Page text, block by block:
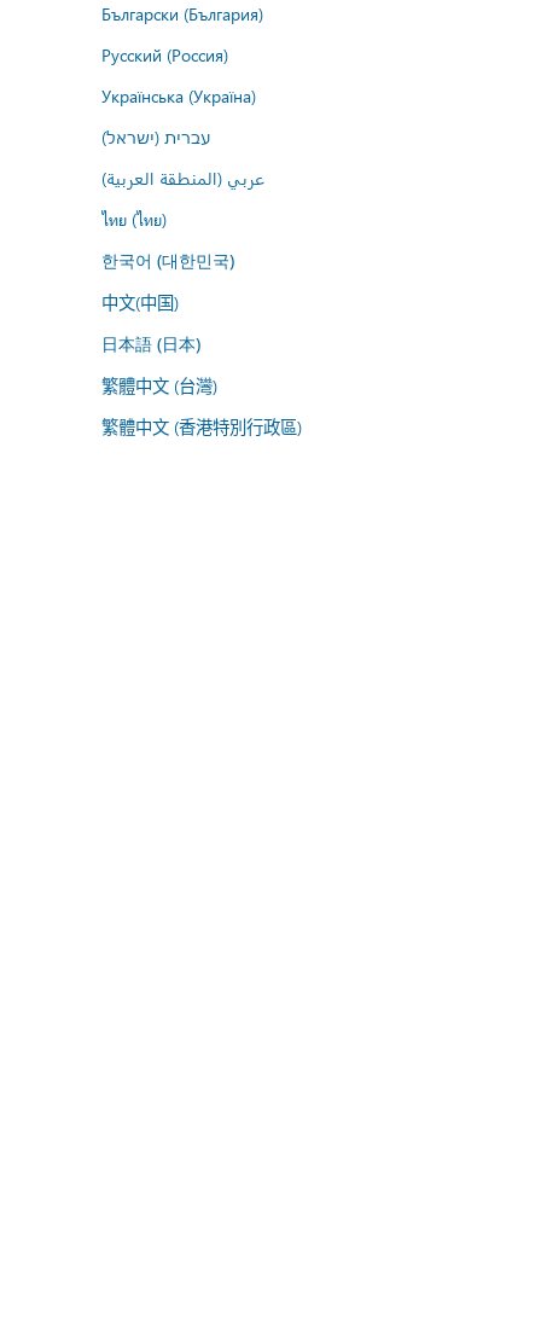
Български (България)
Русский (Россия)
Українська (Україна)
עברית (ישראל)
عربي (المنطقة العربية)
ไทย (ไทย)
한국어 (대한민국)
中文(中国)
日本語 (日本)
繁體中文 (台灣)
繁體中文 (香港特別行政區)